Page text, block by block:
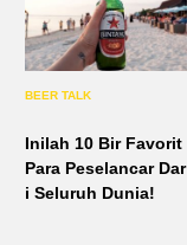
BEER TALK
Inilah 10 Bir Favorit
Para Peselancar Dar
i Seluruh Dunia!